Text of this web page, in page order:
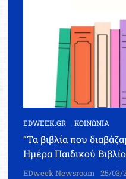
EDWEEK.GR ΚΟΙΝΩΝΙΑ
“Τα βιβλία που
Ημέρα Παιδικού
EDweek Newsroom 25/03/